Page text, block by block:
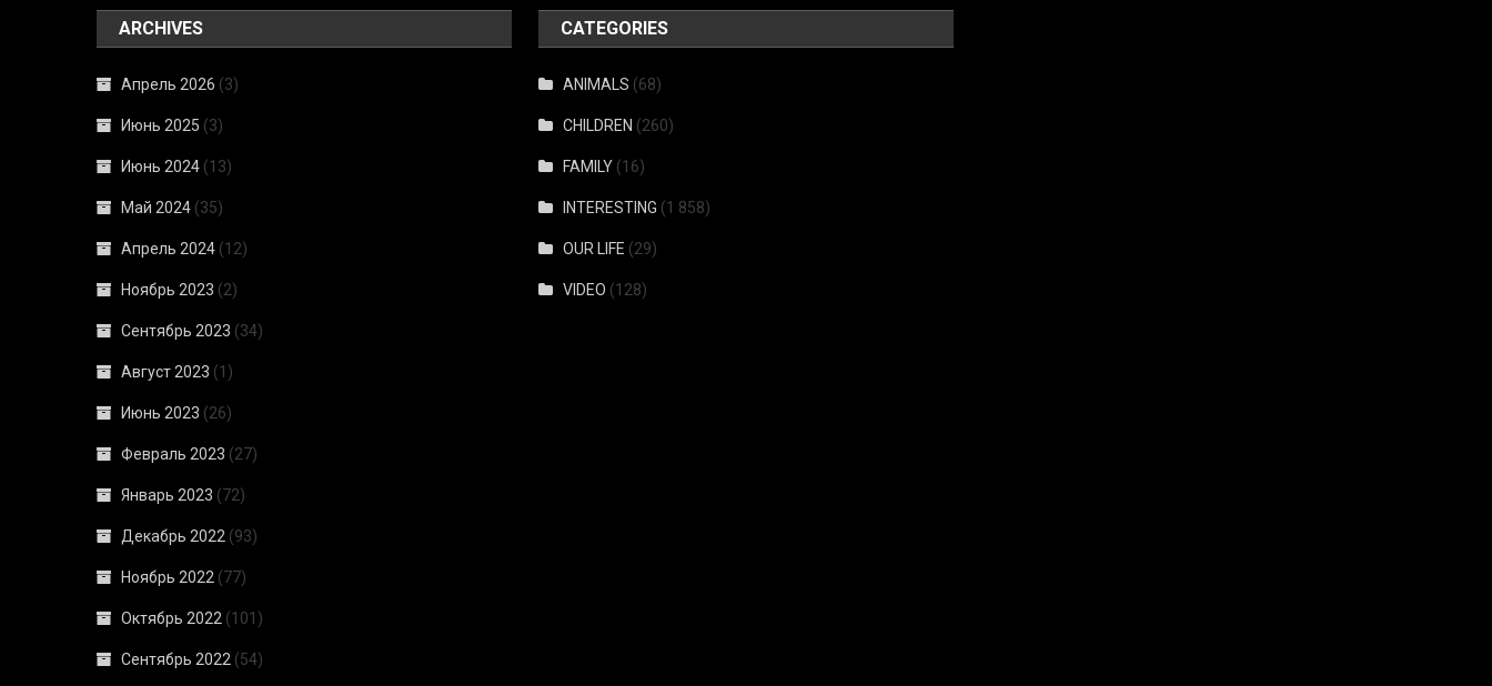
ARCHIVES
Апрель 2026 (3)
Июнь 2025 (3)
Июнь 2024 (13)
Май 2024 (35)
Апрель 2024 (12)
Ноябрь 2023 (2)
Сентябрь 2023 (34)
Август 2023 (1)
Июнь 2023 (26)
Февраль 2023 (27)
Январь 2023 (72)
Декабрь 2022 (93)
Ноябрь 2022 (77)
Октябрь 2022 (101)
Сентябрь 2022 (54)
CATEGORIES
ANIMALS (68)
CHILDREN (260)
FAMILY (16)
INTERESTING (1 858)
OUR LIFE (29)
VIDEO (128)